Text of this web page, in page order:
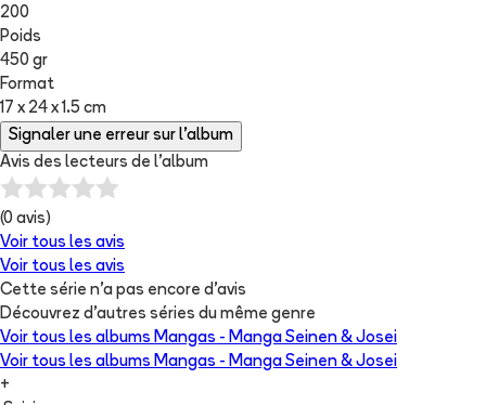
200
Poids
450 gr
Format
17 x 24 x 1.5 cm
Signaler une erreur sur l'album
Avis des lecteurs de l'album
(0 avis)
Voir tous les avis
Voir tous les avis
Cette série n'a pas encore d'avis
Découvrez d'autres séries du même genre
Voir tous les albums Mangas - Manga Seinen & Josei
Voir tous les albums Mangas - Manga Seinen & Josei
+